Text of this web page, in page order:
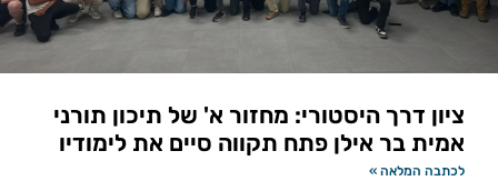
ציון דרך היסטורי: מחזור א' של תיכון תורני
אמית בר אילן פתח תקווה סיים את לימודיו
לכתבה המלאה »